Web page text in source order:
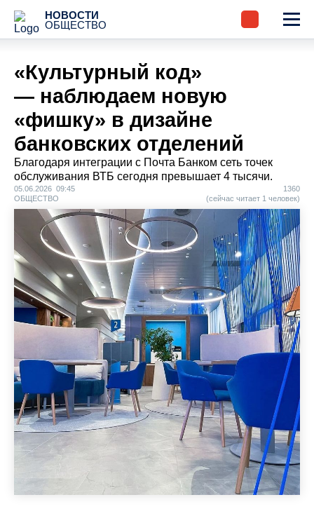
НОВОСТИ
ОБЩЕСТВО
«Культурный код»
— наблюдаем новую
«фишку» в дизайне
банковских отделений
Благодаря интеграции с Почта Банком сеть точек
обслуживания ВТБ сегодня превышает 4 тысячи.
05.06.2026 09:45
ОБЩЕСТВО
1360
(сейчас читает 1 человек)